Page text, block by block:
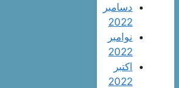
دسامبر
2022
نوامبر
2022
اکتبر
2022